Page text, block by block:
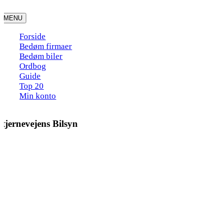
to
content
MENU
Forside
Bedøm firmaer
Bedøm biler
Ordbog
Guide
Top 20
Min konto
Bilsyn